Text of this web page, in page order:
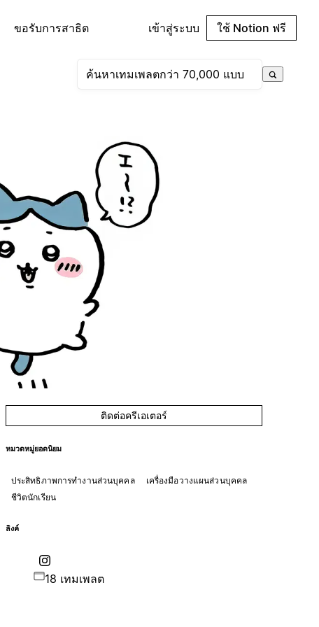
ขอรับการสาธิต เข้าสู่ระบบ ใช้ Notion ฟรี
ติดต่อครีเอเตอร์
หมวดหมู่ยอดนิยม
ประสิทธิภาพการทำงานส่วนบุคคล
เครื่องมือวางแผนส่วนบุคคล
ชีวิตนักเรียน
ลิงค์
18 เทมเพลต